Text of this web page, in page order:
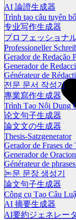
AI 論證生成器
Trình tạo câu tuyên
专业写作生成器
プロフェッショナ
Professioneller
Gerador de Redação
Generador de
Générateur de
전문 문서 작성기
專業寫作生成器
Trình Tạo Nội Dung
论文句子生成器
論文文の生成器
Thesis-Satzgenerator
Gerador de Frases de
Generador de
Générateur de
논문 문장 생성기
論文句子生成器
Công cụ Tạo Câu
AI 摘要生成器
AI要約ジェネレー